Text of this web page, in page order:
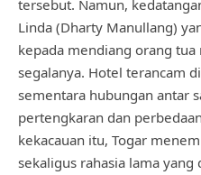
tersebut. Namun,
Linda (Dharty Manullang)
kepada mendiang orang
segalanya. Hotel terancam
sementara hubungan antar
pertengkaran dan
kekacauan itu, Togar
sekaligus rahasia lama